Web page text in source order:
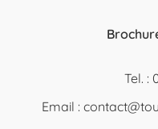
Tel. :
Email :